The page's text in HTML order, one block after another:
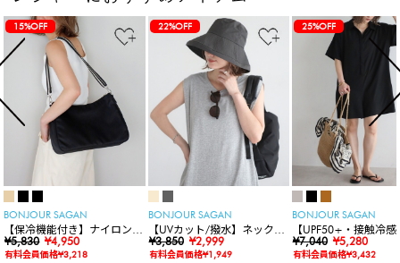
15%OFF
BONJOUR SAGAN
【保冷機能付き】ナイロンシ
ョルダーバッグ
¥5,830 ¥4,950
有料会員価格¥3,218
22%OFF
BONJOUR SAGAN
【UVカット/撥水】ネックカ
バー付きワイドリムハット
¥3,850 ¥2,999
有料会員価格¥1,949
25%OFF
BONJOUR SAGAN
【UPF50+・接触冷感
水】【水陸両用】ラ
ードロンパース
¥7,040 ¥5,280
有料会員価格¥3,432